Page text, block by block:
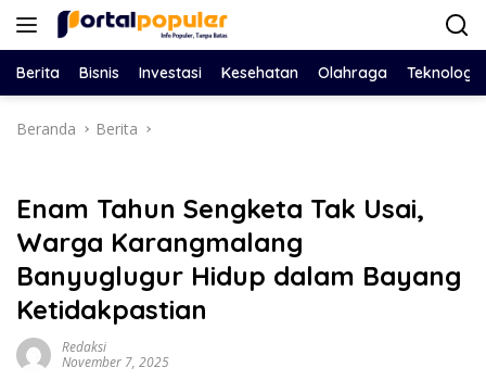
Langsung
Berita Bisnis Investasi Kesehatan Olahraga Teknologi
Beranda Berita
Enam Tahun Sengketa Tak Usai,
Warga Karangmalang
Banyuglugur Hidup dalam Bayang
Ketidakpastian
Redaksi
November 7, 2025